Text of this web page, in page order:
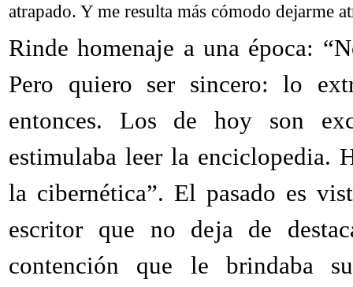
atrapado. Y me resulta más cómodo dejarme
Rinde homenaje a una época:
Pero quiero ser sincero: lo
entonces. Los de hoy son
estimulaba leer la enciclopedia.
la cibernética”. El pasado es
escritor que no deja de
contención que le brindaba